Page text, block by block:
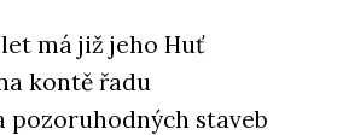
má již jeho Huť
kontě řadu
pozoruhodných staveb